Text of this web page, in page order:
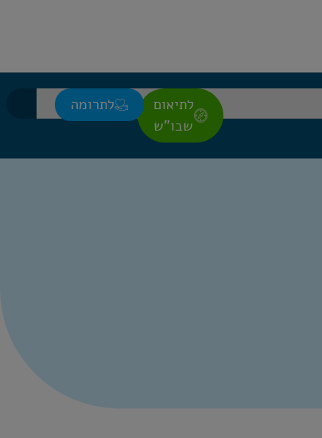
לתיאום
שבו"ש
לתרומה